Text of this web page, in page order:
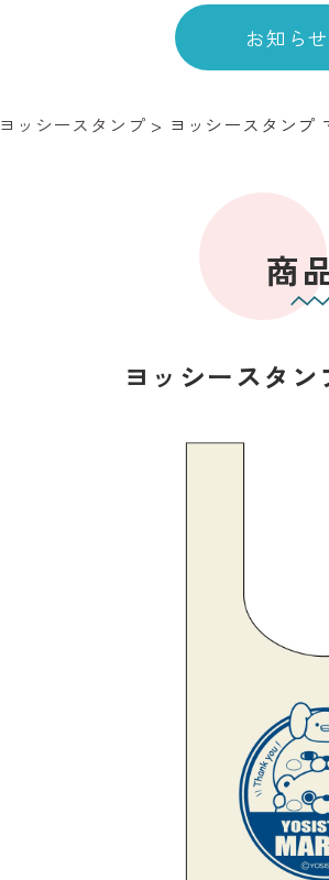
お知らせ
ヨッシースタンプ > ヨッシースタンプ
商
ヨッシースタ